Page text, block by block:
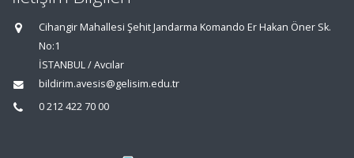
Cihangir Mahallesi Şehit Jandarma Komando Er Hakan Öner Sk.
No:1
İSTANBUL / Avcılar
bildirim.avesis@gelisim.edu.tr
0 212 422 70 00